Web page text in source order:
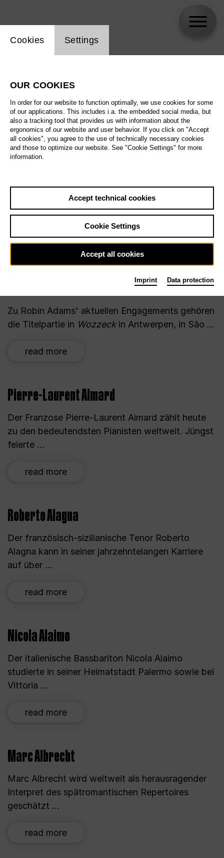
Here you will find all of our stage artists, including
singers, conductors, and directors.
You can find a list of our staff here:
A
Zu Robin Adams' aktuellen Engagements gehören
die Titelpartie in Wozzeckin Antwerpen, in São ...
read more
Pierre-Laurent Aimard
Der Franzose Pierre-Laurent Aimard zählt heute
zu den bedeutendsten Pianisten weltweit. Jüngst
feierte ...
read more
Roberto Alagna
Der französisch-sizilianische Tenor Roberto
Alagna kann in seiner jahrzehntelangen Karriere
auf über ...
read more
Nicola Alaimo
Der italienische Bassbariton Nicola Alaimo
studierte in seiner Heimatstadt Palermo sowie bei
Vittoria ...
read more
Marc Albrecht
Marc Albrecht wird weltweit als herausragender
Interpret des spätromantischen Repertoires
geschätzt ...
read more
Website cookie setting
Cookies Settings
OUR COOKIES
In order for our website to function optimally, we use cookies for some
of our applications. This includes i.a. the embedded social media, but
also a tracking tool that provides us with information about the
ergonomics of our website and user behavior. If you click on "Accept
all cookies", you agree to the use of technically necessary cookies
and those to optimize our website. See "Cookie Settings" for more
information.
Accept technical cookies
Cookie Settings
Accept all cookies
Imprint Data protection